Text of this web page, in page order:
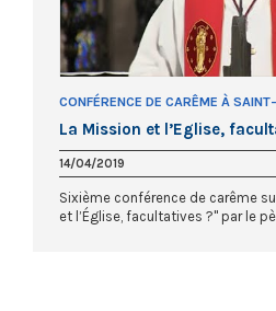
CONFÉRENCE DE CARÊME À
La Mission et l’Eglise,
14/04/2019
Sixième conférence de carême
et l’Église, facultatives ?" par le